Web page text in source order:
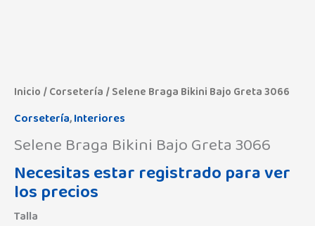
Inicio /Corsetería / Selene Braga Bikini Bajo Greta 3066
Corsetería,Interiores
Selene Braga Bikini Bajo Greta 3066
Necesitas estar registrado para ver
los precios
Talla